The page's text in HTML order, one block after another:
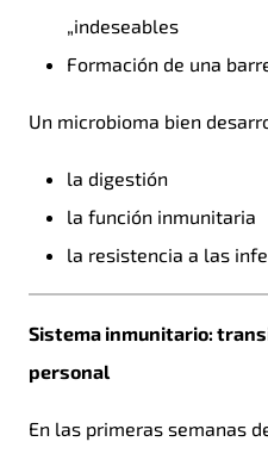
„indeseables
Formación de una
Un microbioma bien
la digestión
la función inmunitaria
la resistencia a las
Sistema inmunitario:
personal
En las primeras semanas